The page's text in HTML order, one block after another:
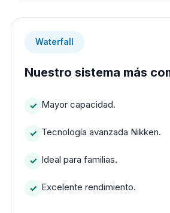
Waterfall
Nuestro sistema más
Mayor capacidad.
Tecnología avanzada Nikken.
Ideal para familias.
Excelente rendimiento.